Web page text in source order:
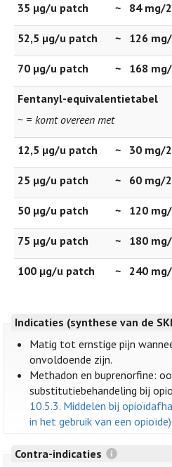
35 µg/u patch ~ 84 mg/
52,5 µg/u patch ~ 126
70 µg/u patch ~ 168
Fentanyl-equivalentietabel
~ = komt overeen met
12,5 µg/u patch ~ 30 mg/
25 µg/u patch ~ 60 mg/
50 µg/u patch ~ 120
75 µg/u patch ~ 180
100 µg/u patch ~ 240
Indicaties (synthese van de
Matig tot ernstige pijn
onvoldoende zijn.
Methadon en buprenorfine:
substitutiebehandeling bij
10.5.3. Middelen bij
in het gebruik van een opioïde)
Contra-indicaties